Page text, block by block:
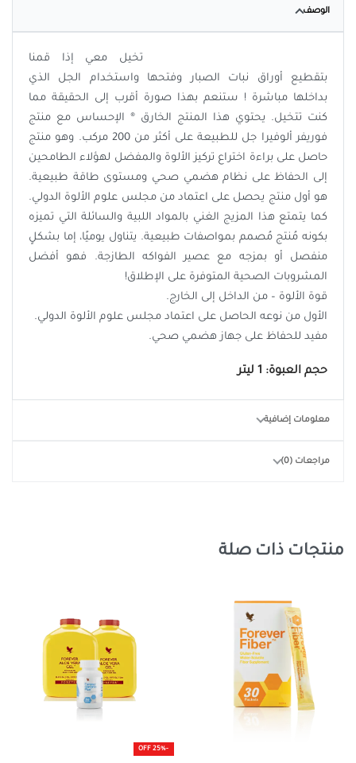
الوصف
تخيل معي إذا قمنا
بتقطيع أوراق نبات الصبار وفتحها واستخدام الجل الذي
بداخلها مباشرة ! ستنعم بهذا صورة أقرب إلى الحقيقة مما
كنت تتخيل. يحتوي هذا المنتج الخارق ® الإحساس مع منتج
فوريفر ألوفيرا جل للطبيعة على أكثر من 200 مركب. وهو منتج
حاصل على براءة اختراع تركيز الألوة والمفضل لهؤلاء الطامحين
إلى الحفاظ على نظام هضمي صحي ومستوى طاقة طبيعية.
هو أول منتج يحصل على اعتماد من مجلس علوم الألوة الدولي.
كما يتمتع هذا المزيج الغني بالمواد اللبية والسائلة التي تميزه
بكونه مُنتج مُصمم بمواصفات طبيعية. يتناول يوميًا، إما بشكلٍ
منفصل أو بمزجه مع عصير الفواكه الطازجة. فهو أفضل
المشروبات الصحية المتوفرة على الإطلاق!
قوة الألوة – من الداخل إلى الخارج.
الأول من نوعه الحاصل على اعتماد مجلس علوم الألوة الدولي.
مفيد للحفاظ على جهاز هضمي صحي.
حجم العبوة: 1 ليتر
معلومات إضافية
مراجعات (0)
منتجات ذات صلة
-25% OFF